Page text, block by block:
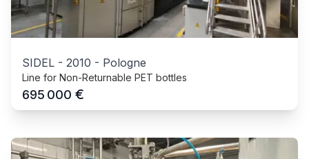
SIDEL - 2010 - Pologne
Line for Non-Returnable PET bottles
695 000 €